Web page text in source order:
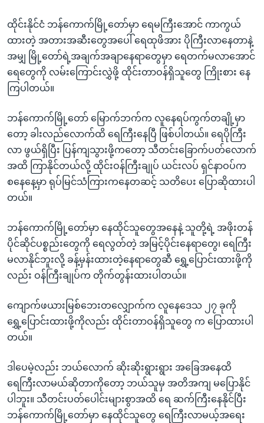
ရှာဖွေ
နေရာ
သို့
ကျော်
ဘာသာစကားများ
ထိုင်းနိုင်ငံ ဘန်ကောက်မြို့တော်မှာ ရေမကြီးအောင် ကာကွယ်
ထားတဲ့ အတားအဆီးတွေအပေါ် ရေထုဖိအား ပိုကြီးလာနေတာနဲ့
အမျှ မြို့တော်ရဲ့အချက်အချာနေရာတွေမှာ ရေတက်မလာအောင်
ရေတွေကို လမ်းကြောင်းလွှဲဖို့ ထိုင်းတာဝန်ရှိသူတွေ ကြိုးစား နေ
ကြပါတယ်။
ဘန်ကောက်မြို့တော် မြောက်ဘက်က လူနေရပ်ကွက်တချို့မှာ
တော့ ခါးလည်လောက်ထိ ရေကြီးနေပြီ ဖြစ်ပါတယ်။ ရေပိုကြီး
လာ ဖွယ်ရှိပြီး ပြန်ကျသွားဖို့ကတော့ သီတင်းခြောက်ပတ်လောက်
အထိ ကြာနိုင်တယ်လို့ ထိုင်းဝန်ကြီးချုပ် ယင်းလပ် ရှင်နာဝပ်က
စနေနေ့မှာ ရုပ်မြင်သံကြားကနေတဆင့် သတိပေး ပြောဆိုထားပါ
တယ်။
ဘန်ကောက်မြို့တော်မှာ နေထိုင်သူတွေအနေနဲ့ သူတို့ရဲ့ အဖိုးတန်
ပိုင်ဆိုင်ပစ္စည်းတွေကို ရေလွတ်တဲ့ အမြင့်ပိုင်းနေရာတွေ၊ ရေကြီး
မလာနိုင်ဘူးလို့ ခန့်မှန်းထားတဲ့နေရာတွေဆီ ရွှေ့ပြောင်းထားဖို့ကို
လည်း ဝန်ကြီးချုပ်က တိုက်တွန်းထားပါတယ်။
ကျောက်ဖယားမြစ်ဘေးတလျှောက်က လူနေဒေသ ၂၇ ခုကို
ရွှေ့ပြောင်းထားဖို့ကိုလည်း ထိုင်းတာဝန်ရှိသူတွေ က ပြောထားပါ
တယ်။
ဒါပေမဲ့လည်း ဘယ်လောက် ဆိုးဆိုးရွားရွား အခြေအနေထိ
ရေကြီးလာမယ်ဆိုတာကိုတော့ ဘယ်သူမှ အတိအကျ မပြောနိုင်
ပါဘူး။ သီတင်းပတ်ပေါင်းများစွာအထိ ရေ ဆက်ကြီးနေနိုင်ပြီး
ဘန်ကောက်မြို့တော်မှာ နေထိုင်သူတွေ ရေကြီးလာမယ့်အရေး